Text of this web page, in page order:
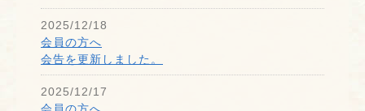
2025/12/18
会員の方へ
会告を更新しました。
2025/12/17